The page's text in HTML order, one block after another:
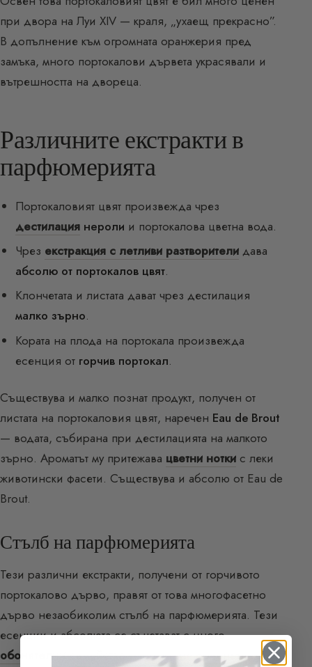
при двора на Луи XIV — краля, „ухаещ прекрасно”.
В допълнение към огромната оранжерия пред
замъка, много портокалови дървета украсявали и
вътрешността на двореца.
Различните екстракти в
парфюмерията
Портокаловият цвят произвежда чрез
дестилация нероли и портокалова цветна вода.
Чрез екстракция с летливи разтворители дава
абсолю от портокалов цвят.
Клончетата и листата дават чрез дестилация
малко зърно.
Кората на плода на портокала произвежда
есенция от горчив портокал.
Съществува и малко познат продукт, получен от
листата на портокаловия цвят, наречен Eau de Brout
— водата, събирана при дестилацията на малкото
зърно. Ароматът му притежава цветни нотки с леки
животински фасети. Съществува и абсолю от Eau de
Brout.
Стълб на парфюмерията
Тези различни екстракти, получени от горчивото
портокалово дърво, правят от това многофасетно
дърво незаобиколим стълб на парфюмерията. Тези
есенции и абсолюта се съчетават с много
обонятелни семейства— омайнитеориенталски,